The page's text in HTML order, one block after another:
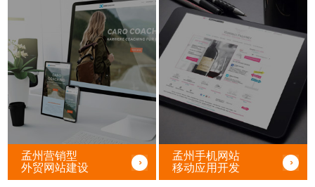
孟州营销型
外贸网站建设
孟州手机网站
移动应用开发